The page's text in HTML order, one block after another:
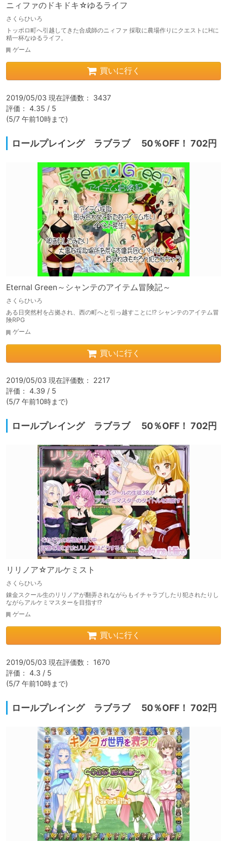
ニィファのドキドキ☆ゆるライフ
さくらひいろ
トッポロ町へ引越してきた合成師のニィファ 採取に農場作りにクエストにHに
精一杯なゆるライフ。
ゲーム
買いに行く
2019/05/03 現在評価数： 3437
評価： 4.35 / 5
(5/7 午前10時まで)
ロールプレイング ラブラブ 50％OFF！ 702円
Eternal Green～シャンテのアイテム冒険記～
さくらひいろ
ある日突然村を占拠され、西の町へと引っ越すことに!? シャンテのアイテム冒
険RPG
ゲーム
買いに行く
2019/05/03 現在評価数： 2217
評価： 4.39 / 5
(5/7 午前10時まで)
ロールプレイング ラブラブ 50％OFF！ 702円
リリノア☆アルケミスト
さくらひいろ
錬金スクール生のリリノアが翻弄されながらもイチャラブしたり犯されたりし
ながらアルケミマスターを目指す!?
ゲーム
買いに行く
2019/05/03 現在評価数： 1670
評価： 4.3 / 5
(5/7 午前10時まで)
ロールプレイング ラブラブ 50％OFF！ 702円